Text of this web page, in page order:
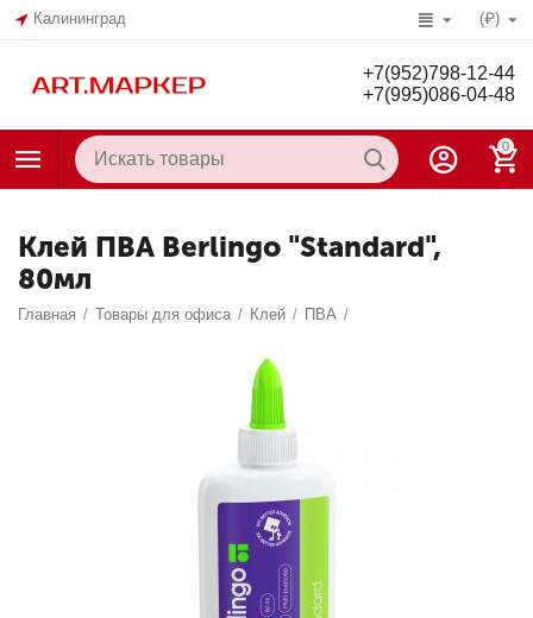
Калининград (₽)
+7(952)798-12-44
+7(995)086-04-48
0
Клей ПВА Berlingo "Standard",
80мл
Главная / Товары для офиса / Клей / ПВА /